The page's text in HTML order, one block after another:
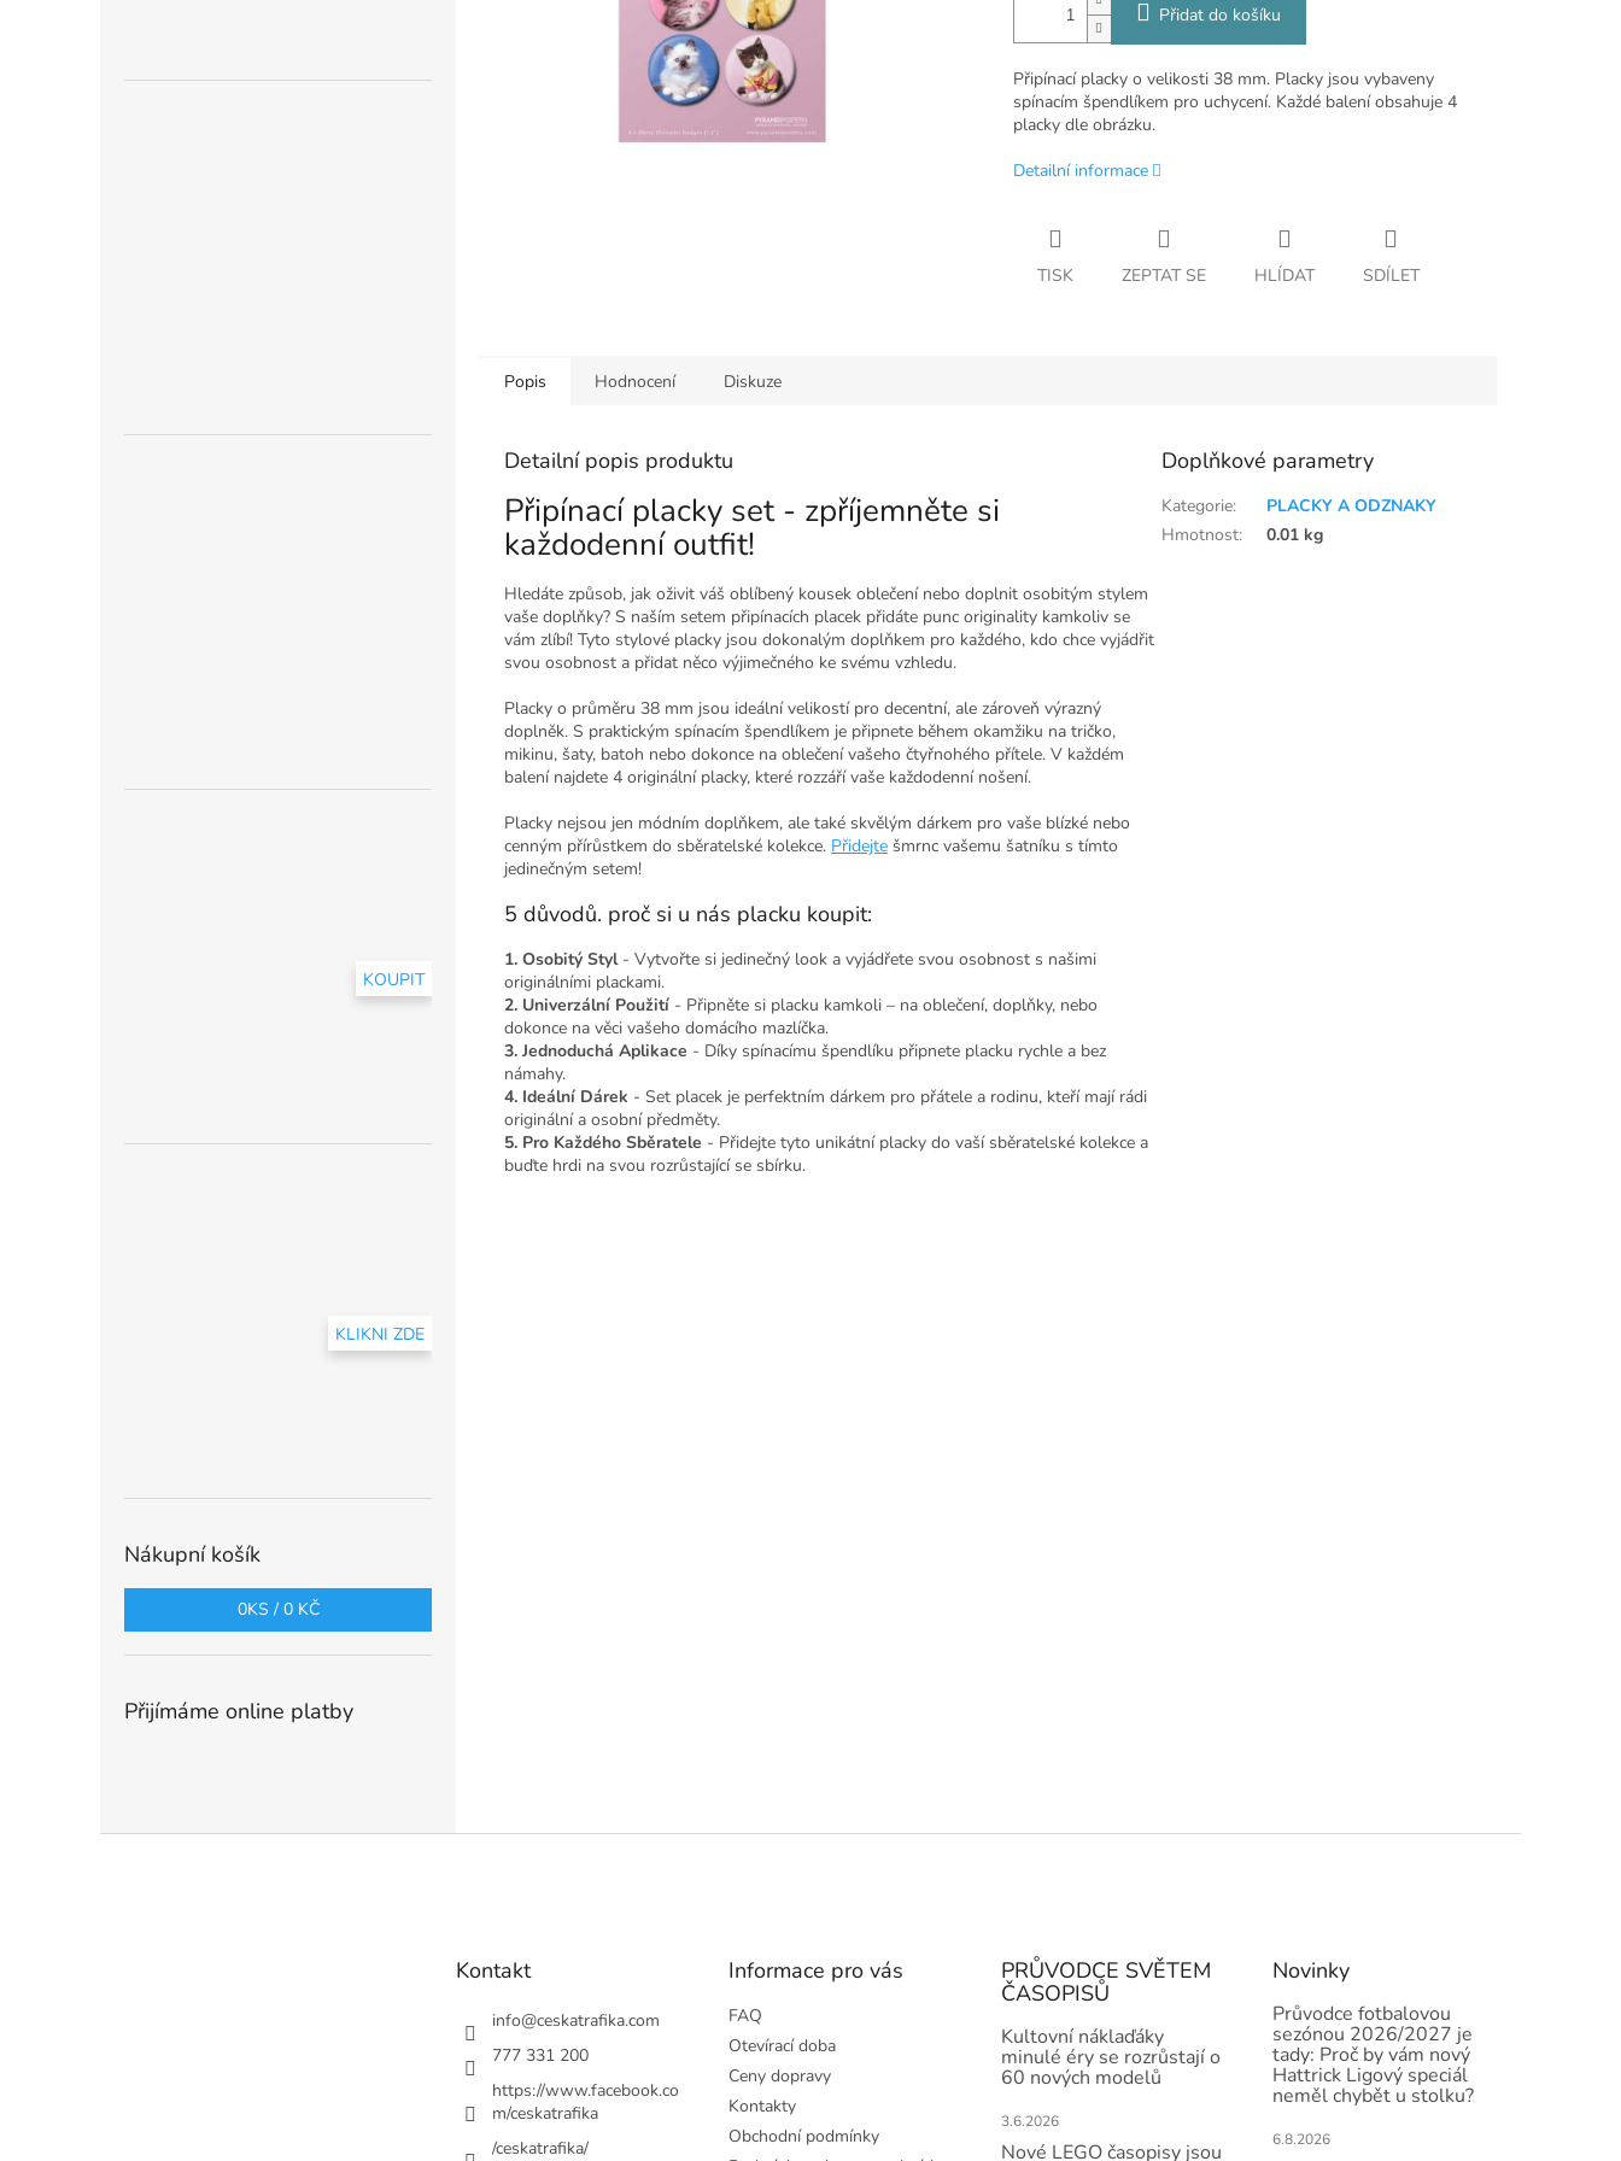
KOUPIT
KLIKNI ZDE
Nákupní košík
0KS / 0 KČ
Přijímáme online platby
Přidat do košíku
Připínací placky o velikosti 38 mm. Placky jsou vybaveny
spínacím špendlíkem pro uchycení. Každé balení obsahuje 4
placky dle obrázku.
Detailní informace
TISK ZEPTAT SE HLÍDAT SDÍLET
Popis Hodnocení Diskuze
Detailní popis produktu
Připínací placky set - zpříjemněte si
každodenní outfit!
Hledáte způsob, jak oživit váš oblíbený kousek oblečení nebo doplnit osobitým stylem
vaše doplňky? S naším setem připínacích placek přidáte punc originality kamkoliv se
vám zlíbí! Tyto stylové placky jsou dokonalým doplňkem pro každého, kdo chce vyjádřit
svou osobnost a přidat něco výjimečného ke svému vzhledu.
Placky o průměru 38 mm jsou ideální velikostí pro decentní, ale zároveň výrazný
doplněk. S praktickým spínacím špendlíkem je připnete během okamžiku na tričko,
mikinu, šaty, batoh nebo dokonce na oblečení vašeho čtyřnohého přítele. V každém
balení najdete 4 originální placky, které rozzáří vaše každodenní nošení.
Placky nejsou jen módním doplňkem, ale také skvělým dárkem pro vaše blízké nebo
cenným přírůstkem do sběratelské kolekce. Přidejte šmrnc vašemu šatníku s tímto
jedinečným setem!
5 důvodů. proč si u nás placku koupit:
1. Osobitý Styl- Vytvořte si jedinečný look a vyjádřete svou osobnost s našimi
originálními plackami.
2. Univerzální Použití - Připněte si placku kamkoli – na oblečení, doplňky, nebo
dokonce na věci vašeho domácího mazlíčka.
3. Jednoduchá Aplikace - Díky spínacímu špendlíku připnete placku rychle a bez
námahy.
4. Ideální Dárek - Set placek je perfektním dárkem pro přátele a rodinu, kteří mají rádi
originální a osobní předměty.
5. Pro Každého Sběratele - Přidejte tyto unikátní placky do vaší sběratelské kolekce a
buďte hrdi na svou rozrůstající se sbírku.
Doplňkové parametry
Kategorie:
PLACKY A ODZNAKY
Hmotnost: 0.01 kg
Kontakt
info@ceskatrafika.com
777 331 200
https://www.facebook.co
m/ceskatrafika
/ceskatrafika/
Informace pro vás
FAQ
Otevírací doba
Ceny dopravy
Kontakty
Obchodní podmínky
PRŮVODCE SVĚTEM
ČASOPISŮ
Kultovní náklaďáky
minulé éry se rozrůstají o
60 nových modelů
3.6.2026
Nové LEGO časopisy jsou
Novinky
Průvodce fotbalovou
sezónou 2026/2027 je
tady: Proč by vám nový
Hattrick Ligový speciál
neměl chybět u stolku?
6.8.2026